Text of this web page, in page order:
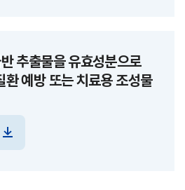
추출물을 유효성분으로
환 예방 또는 치료용 조성물
파일